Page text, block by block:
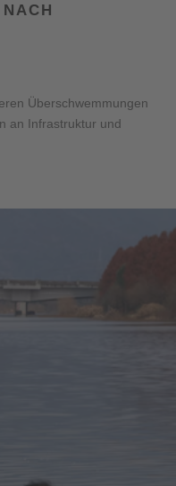
Überschwemmungen
an Infrastruktur und